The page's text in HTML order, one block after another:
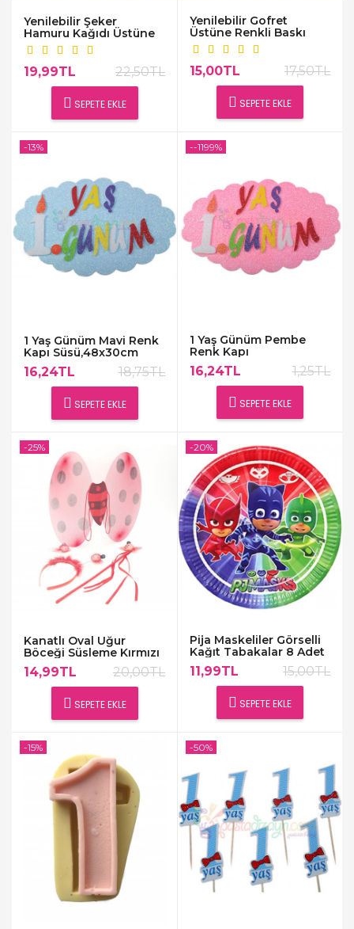
Yenilebilir Şeker
Hamuru Kağıdı Üstüne
Baskı
19,99TL 22,50TL
SEPETE EKLE
Yenilebilir Gofret
Üstüne Renkli Baskı
15,00TL 17,50TL
SEPETE EKLE
1 Yaş Günüm Mavi Renk
Kapı Süsü,48x30cm
16,24TL 18,75TL
SEPETE EKLE
-13%
1 Yaş Günüm Pembe
Renk Kapı
Süsü,48x30cm
16,24TL 1,25TL
SEPETE EKLE
--1199%
Kanatlı Oval Uğur
Böceği Süsleme Kırmızı
14,99TL 20,00TL
SEPETE EKLE
-25%
Pija Maskeliler Görselli
Kağıt Tabakalar 8 Adet
11,99TL 15,00TL
SEPETE EKLE
-20%
-15% -50%